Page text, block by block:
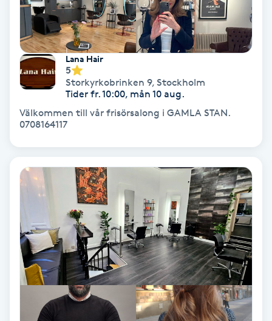
Hårvård
Hälsa
Hälsprickor
IPL
IPL hårborttagning
IR-massage
Japansk massage
Lana Hair
5
Storkyrkobrinken 9, Stockholm
Tider fr. 10:00, mån 10 aug.
Välkommen till vår frisörsalong i GAMLA STAN.
0708164117